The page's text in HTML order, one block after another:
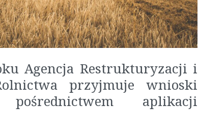
Agencja Restrukturyzacji i
przyjmuje wnioski
aplikacji